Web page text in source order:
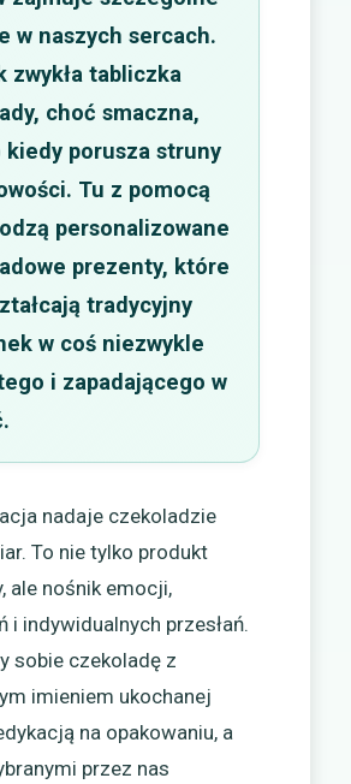
w naszych sercach.
zwykła tabliczka
choć smaczna,
kiedy porusza struny
Tu z pomocą
personalizowane
prezenty, które
tradycyjny
w coś niezwykle
i zapadającego w
nadaje czekoladzie
To nie tylko produkt
ale nośnik emocji,
i indywidualnych przesłań.
sobie czekoladę z
imieniem ukochanej
na opakowaniu, a
przez nas